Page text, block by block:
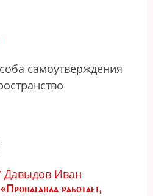
самоутверждения
Давыдов Иван
работает,